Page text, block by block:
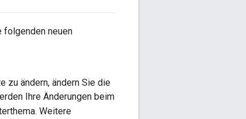
neuen
zu ändern, ändern Sie die
Ihre Änderungen beim
Weitere